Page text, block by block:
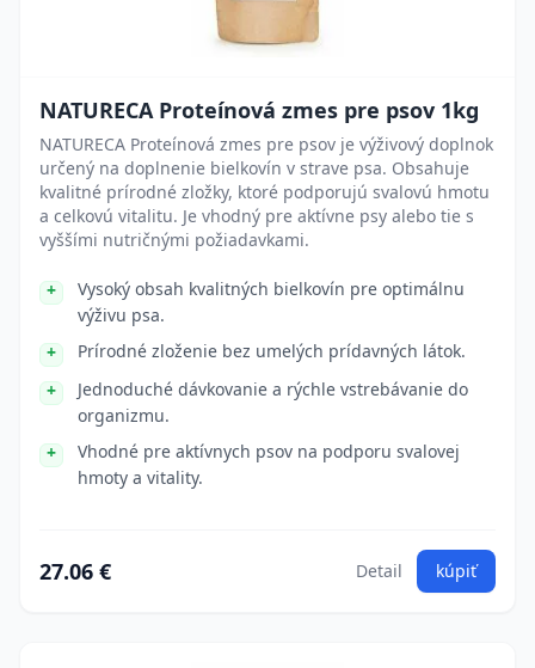
NATURECA Proteínová zmes pre psov 1kg
NATURECA Proteínová zmes pre psov je výživový doplnok
určený na doplnenie bielkovín v strave psa. Obsahuje
kvalitné prírodné zložky, ktoré podporujú svalovú hmotu
a celkovú vitalitu. Je vhodný pre aktívne psy alebo tie s
vyššími nutričnými požiadavkami.
Vysoký obsah kvalitných bielkovín pre optimálnu
výživu psa.
Prírodné zloženie bez umelých prídavných látok.
Jednoduché dávkovanie a rýchle vstrebávanie do
organizmu.
Vhodné pre aktívnych psov na podporu svalovej
hmoty a vitality.
27.06 € Detail kúpiť